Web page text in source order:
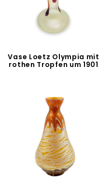
Vase Loetz Olympia mit
rothen Tropfen um 1901